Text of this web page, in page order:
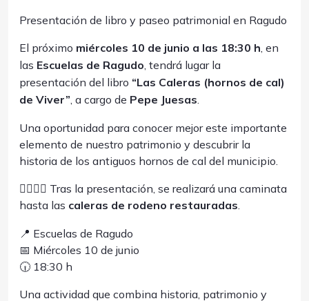
Presentación de libro y paseo patrimonial en Ragudo
El próximo miércoles 10 de junio a las 18:30 h, en
las Escuelas de Ragudo, tendrá lugar la
presentación del libro “Las Caleras (hornos de cal)
de Viver”, a cargo de Pepe Juesas.
Una oportunidad para conocer mejor este importante
elemento de nuestro patrimonio y descubrir la
historia de los antiguos hornos de cal del municipio.
🚶‍♀️🚶‍♂️ Tras la presentación, se realizará una caminata
hasta las caleras de rodeno restauradas.
📍 Escuelas de Ragudo
📅 Miércoles 10 de junio
🕡 18:30 h
Una actividad que combina historia, patrimonio y